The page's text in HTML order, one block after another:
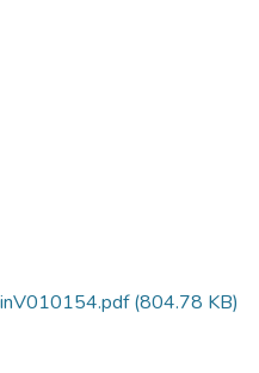
(804.78 KB)